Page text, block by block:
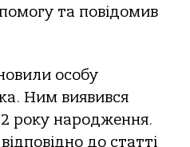
та повідомив
особу
Ним виявився
року народження.
до статті